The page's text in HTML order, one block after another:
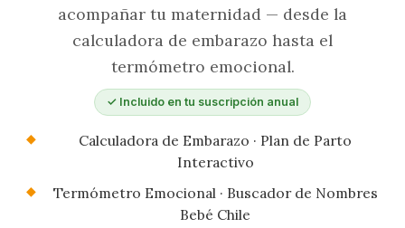
acompañar tu maternidad — desde la
calculadora de embarazo hasta el
termómetro emocional.
✓ Incluido en tu suscripción anual
Calculadora de Embarazo · Plan de Parto
Interactivo
Termómetro Emocional · Buscador de Nombres
Bebé Chile